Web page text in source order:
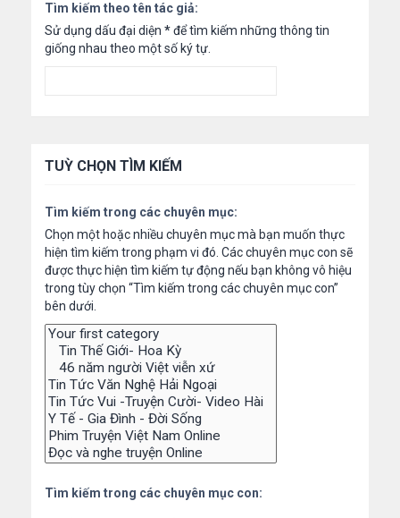
Tìm kiếm theo tên tác giả:
Sử dụng dấu đại diện *để tìm kiếm những thông tin
giống nhau theo một số ký tự.
TUỲ CHỌN TÌM KIẾM
Tìm kiếm trong các chuyên mục:
Chọn một hoặc nhiều chuyên mục mà bạn muốn thực
hiện tìm kiếm trong phạm vi đó. Các chuyên mục con sẽ
được thực hiện tìm kiếm tự động nếu bạn không vô hiệu
trong tùy chọn “Tìm kiếm trong các chuyên mục con”
bên dưới.
Tìm kiếm trong các chuyên mục con: